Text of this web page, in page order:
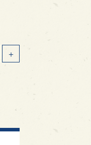
＋